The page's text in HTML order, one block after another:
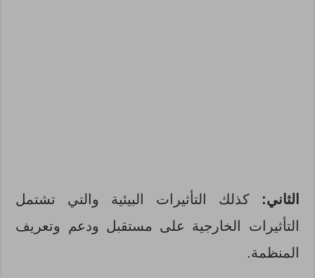
الثاني:
كذلك التأثيرات البيئية والتي تشتمل
التأثيرات الخارجية على مستقبل ودعم وتعريف
المنظمة.